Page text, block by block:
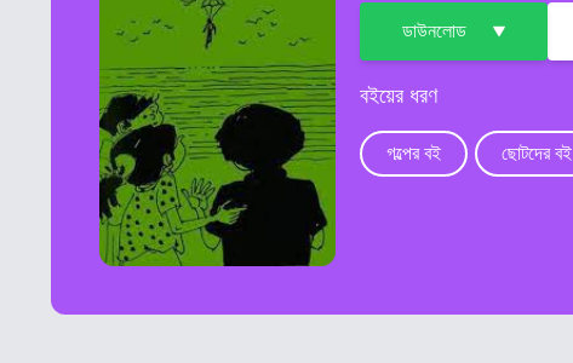
ডাউনলোড
বইয়ের ধরণ
গল্পের বই ছোটদের বই